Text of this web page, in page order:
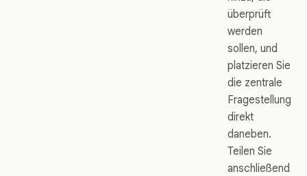
überprüft
werden
sollen, und
platzieren Sie
die zentrale
Fragestellung
direkt
daneben.
Teilen Sie
anschließend